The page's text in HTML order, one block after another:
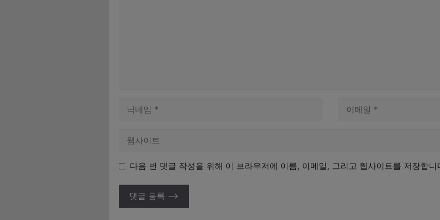
다음 번 댓글 작성을 위해 이 브라우저에 이름, 이메일, 그리고 웹사이트를 저장합니